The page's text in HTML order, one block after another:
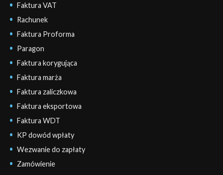
Faktura VAT
Rachunek
Faktura Proforma
Paragon
Faktura korygująca
Faktura marża
Faktura zaliczkowa
Faktura eksportowa
Faktura WDT
KP dowód wpłaty
Wezwanie do zapłaty
Zamówienie